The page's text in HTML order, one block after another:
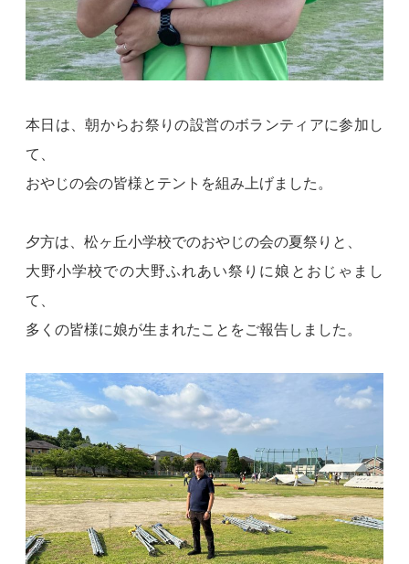
本日は、朝からお祭りの設営のボランティアに参加し
て、
おやじの会の皆様とテントを組み上げました。
夕方は、松ヶ丘小学校でのおやじの会の夏祭りと、
大野小学校での大野ふれあい祭りに娘とおじゃまし
て、
多くの皆様に娘が生まれたことをご報告しました。